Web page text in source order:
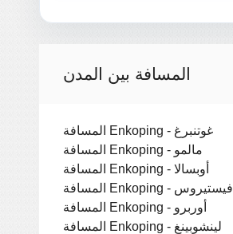
المسافة بين المدن
المسافة Enkoping - غوتنبرغ
المسافة Enkoping - مالمو
المسافة Enkoping - أوبسالا
المسافة Enkoping - فيستيروس
المسافة Enkoping - أوربرو
المسافة Enkoping - لينشوبينغ